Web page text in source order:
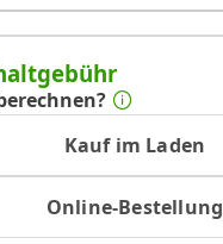
Kauf im Laden
Online-Bestellung